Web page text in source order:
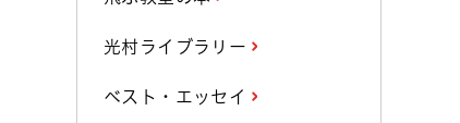
光村ライブラリー
ベスト・エッセイ